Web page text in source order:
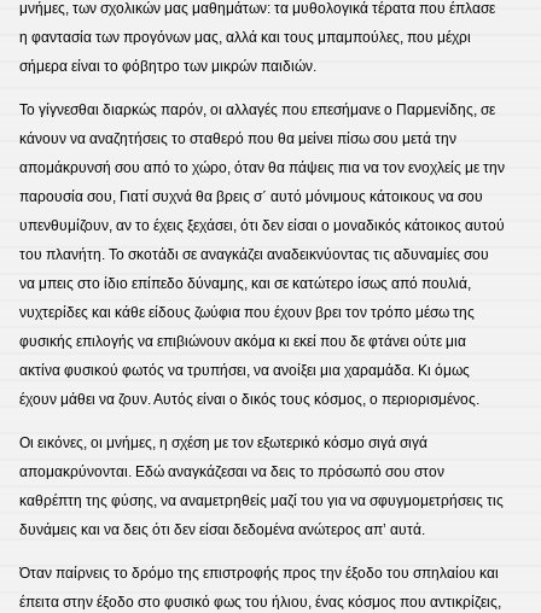
μνήμες, των σχολικών μας μαθημάτων: τα μυθολογικά τέρατα που έπλασε
η φαντασία των προγόνων μας, αλλά και τους μπαμπούλες, που μέχρι
σήμερα είναι το φόβητρο των μικρών παιδιών.
Το γίγνεσθαι διαρκώς παρόν, οι αλλαγές που επεσήμανε ο Παρμενίδης, σε
κάνουν να αναζητήσεις το σταθερό που θα μείνει πίσω σου μετά την
απομάκρυνσή σου από το χώρο, όταν θα πάψεις πια να τον ενοχλείς με την
παρουσία σου, Γιατί συχνά θα βρεις σ΄ αυτό μόνιμους κάτοικους να σου
υπενθυμίζουν, αν το έχεις ξεχάσει, ότι δεν είσαι ο μοναδικός κάτοικος αυτού
του πλανήτη. Το σκοτάδι σε αναγκάζει αναδεικνύοντας τις αδυναμίες σου
να μπεις στο ίδιο επίπεδο δύναμης, και σε κατώτερο ίσως από πουλιά,
νυχτερίδες και κάθε είδους ζωύφια που έχουν βρει τον τρόπο μέσω της
φυσικής επιλογής να επιβιώνουν ακόμα κι εκεί που δε φτάνει ούτε μια
ακτίνα φυσικού φωτός να τρυπήσει, να ανοίξει μια χαραμάδα. Κι όμως
έχουν μάθει να ζουν. Αυτός είναι ο δικός τους κόσμος, ο περιορισμένος.
Οι εικόνες, οι μνήμες, η σχέση με τον εξωτερικό κόσμο σιγά σιγά
απομακρύνονται. Εδώ αναγκάζεσαι να δεις το πρόσωπό σου στον
καθρέπτη της φύσης, να αναμετρηθείς μαζί του για να σφυγμομετρήσεις τις
δυνάμεις και να δεις ότι δεν είσαι δεδομένα ανώτερος απ’ αυτά.
Όταν παίρνεις το δρόμο της επιστροφής προς την έξοδο του σπηλαίου και
έπειτα στην έξοδο στο φυσικό φως του ήλιου, ένας κόσμος που αντικρίζεις,